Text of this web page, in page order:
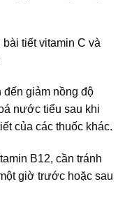
tiết vitamin C và
giảm nồng độ
nước tiểu sau khi
của các thuốc khác.
B12, cần tránh
giờ trước hoặc sau